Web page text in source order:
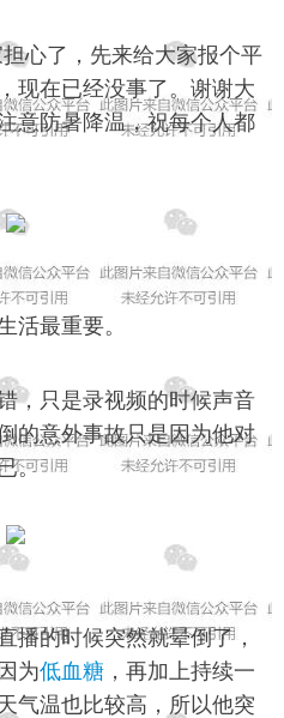
心了，先来给大家报个平
现在已经没事了。谢谢大
意防暑降温，祝每个人都
活最重要。
，只是录视频的时候声音
的意外事故只是因为他对
。
播的时候突然就晕倒了，
为低血糖 ，再加上持续一
气温也比较高，所以他突